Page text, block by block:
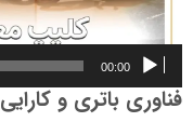
00:00
فناوری باتری و کارایی